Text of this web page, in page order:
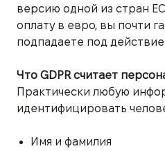
версию одной из стран
оплату в евро, вы почти
подпадаете под действие
Что GDPR считает
Практически любую
идентифицировать
Имя и фамилия